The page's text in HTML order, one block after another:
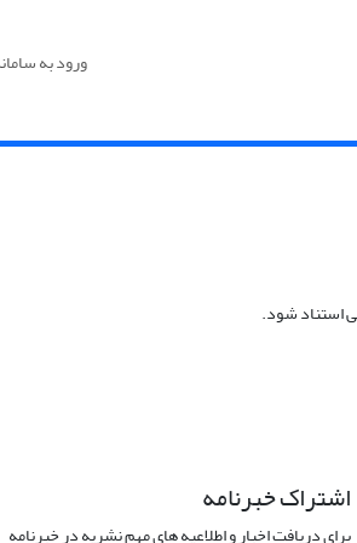
ورود به
استناد شود.
اشتراک خبرنامه
برای دریافت اخبار و اطلاعیه های مهم نشریه در خبرنامه